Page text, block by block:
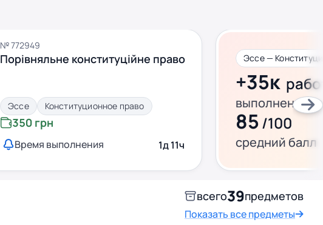
№ 772949
Порівняльне конституційне право
Эссе Конституционное право
350 грн
Время выполнения 1д 11ч
Эссе —
+35к
выполнено за
85/100
средний балл
всего39предметов
Показать все предметы